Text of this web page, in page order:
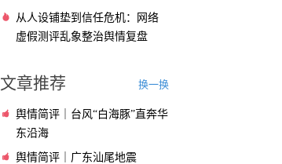
从人设铺垫到信任危机：网络
虚假测评乱象整治舆情复盘
文章推荐 换一换
舆情简评｜台风“白海豚”直奔华
东沿海
舆情简评｜广东汕尾地震